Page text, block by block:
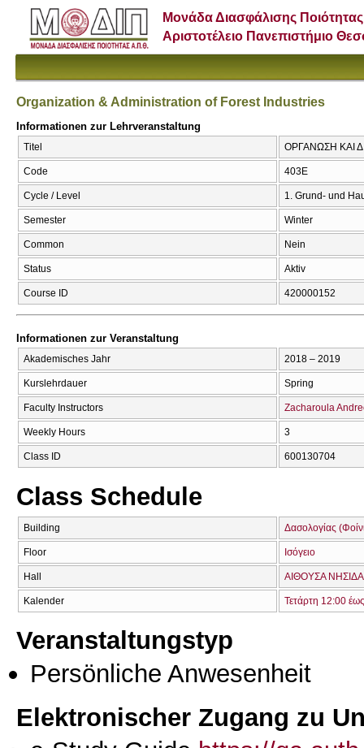
Μονάδα Διασφάλισης Ποιότητας
Αριστοτέλειο Πανεπιστήμιο
Organization & Administration of Forest Industries
Informationen zur Lehrveranstaltung
Titel ΟΡΓΑΝΩΣΗ ΚΑΙ
Code 403Ε
Cycle / Level 1. Grund- und
Semester Winter
Common Nein
Status Aktiv
Course ID 420000152
Informationen zur Veranstaltung
Akademisches Jahr 2018 – 2019
Kurslehrdauer Spring
Faculty Instructors Zacharoula
Weekly Hours 3
Class ID 600130704
Class Schedule
Building Δασολογίας
Floor Ισόγειο
Hall ΑΙΘΟΥΣΑ
Kalender Τετάρτη 12:00
Veranstaltungstyp
Persönliche Anwesenheit
Elektronischer Zugang zu